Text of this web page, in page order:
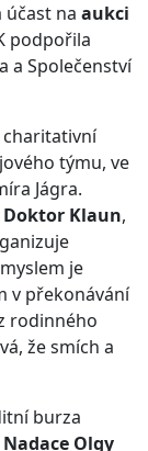
účast na aukci
podpořila
a Společenství
charitativní
týmu, ve
Jágra.
Klaun,
je
v překonávání
rodinného
že smích a
burza
Olgy